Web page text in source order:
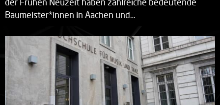
der Frühen Neuzeit haben zahlreiche bedeutende
Baumeister*innen in Aachen und…